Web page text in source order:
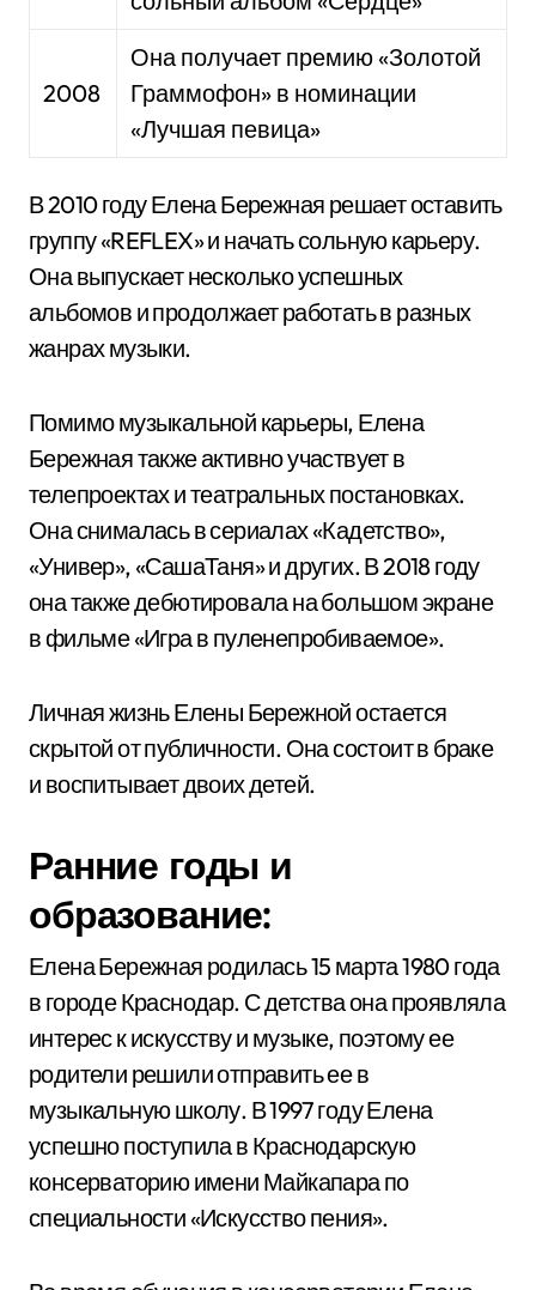
2008
Она получает премию «Золотой
Граммофон» в номинации
«Лучшая певица»
В 2010 году Елена Бережная решает оставить
группу «REFLEX» и начать сольную карьеру.
Она выпускает несколько успешных
альбомов и продолжает работать в разных
жанрах музыки.
Помимо музыкальной карьеры, Елена
Бережная также активно участвует в
телепроектах и театральных постановках.
Она снималась в сериалах «Кадетство»,
«Универ», «СашаТаня» и других. В 2018 году
она также дебютировала на большом экране
в фильме «Игра в пуленепробиваемое».
Личная жизнь Елены Бережной остается
скрытой от публичности. Она состоит в браке
и воспитывает двоих детей.
Ранние годы и
образование:
Елена Бережная родилась 15 марта 1980 года
в городе Краснодар. С детства она проявляла
интерес к искусству и музыке, поэтому ее
родители решили отправить ее в
музыкальную школу. В 1997 году Елена
успешно поступила в Краснодарскую
консерваторию имени Майкапара по
специальности «Искусство пения».